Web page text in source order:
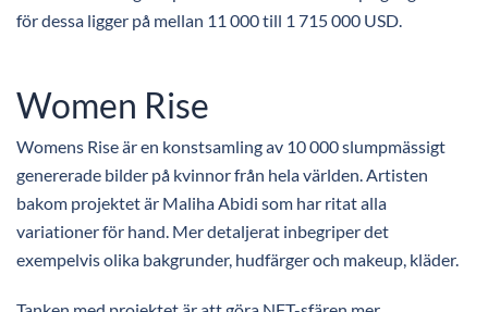
för dessa ligger på mellan 11 000 till 1 715 000 USD.
Women Rise
Womens Rise är en konstsamling av 10 000 slumpmässigt
genererade bilder på kvinnor från hela världen. Artisten
bakom projektet är Maliha Abidi som har ritat alla
variationer för hand. Mer detaljerat inbegriper det
exempelvis olika bakgrunder, hudfärger och makeup, kläder.